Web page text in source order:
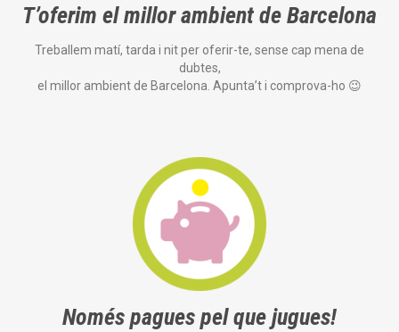
T’oferim el millor ambient de Barcelona
Treballem matí, tarda i nit per oferir-te, sense cap mena de
dubtes,
el millor ambient de Barcelona. Apunta’t i comprova-ho 😉
Només pagues pel que jugues!